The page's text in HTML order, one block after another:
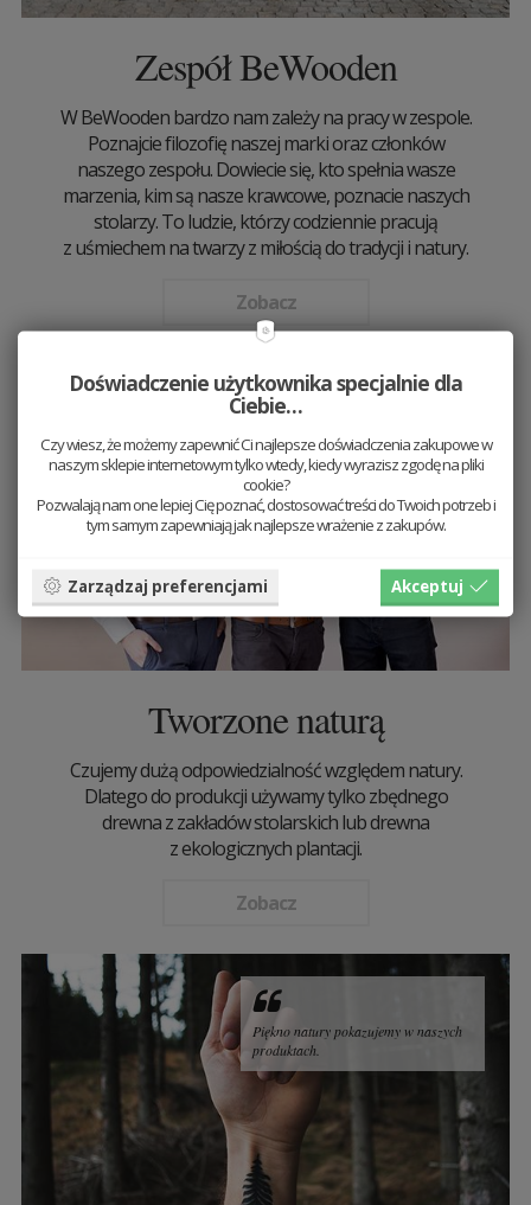
Zespół BeWooden
W BeWooden bardzo nam zależy na pracy w zespole.
Poznajcie filozofię naszej marki oraz członków
naszego zespołu. Dowiecie się, kto spełnia wasze
marzenia, kim są nasze krawcowe, poznacie naszych
stolarzy. To ludzie, którzy codziennie pracują
z uśmiechem na twarzy z miłością do tradycji i natury.
Zobacz
Tworzone naturą
Czujemy dużą odpowiedzialność względem natury.
Dlatego do produkcji używamy tylko zbędnego
drewna z zakładów stolarskich lub drewna
z ekologicznych plantacji.
Zobacz
Piękno natury pokazujemy w naszych
produktach.
Doświadczenie użytkownika specjalnie dla
Ciebie…
Czy wiesz, że możemy zapewnić Ci najlepsze doświadczenia zakupowe w
naszym sklepie internetowym tylko wtedy, kiedy wyrazisz zgodę na pliki
cookie?
Pozwalają nam one lepiej Cię poznać, dostosować treści do Twoich potrzeb i
tym samym zapewniają jak najlepsze wrażenie z zakupów.
Zarządzaj preferencjami Akceptuj